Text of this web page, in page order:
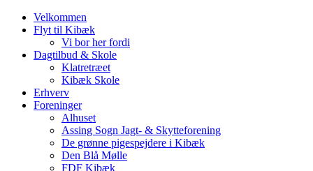
Velkommen
Flyt til Kibæk
Vi bor her fordi
Dagtilbud & Skole
Klatretræet
Kibæk Skole
Erhverv
Foreninger
Alhuset
Assing Sogn Jagt- & Skytteforening
De grønne pigespejdere i Kibæk
Den Blå Mølle
FDF Kibæk